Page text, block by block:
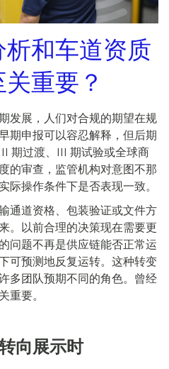
和车道资质
重要？
发展，人们对合规的期望在规
期申报可以容忍解释，但后期
期过渡、III 期试验或全球商
的审查，监管机构对意图不那
际操作条件下是否表现一致。
通道资格、包装验证或文件方
。以前合理的决策现在需要更
问题不再是供应链能否正常运
可预测地反复运转。这种转变
多团队预期不同的角色。曾经
重要。
向展示时